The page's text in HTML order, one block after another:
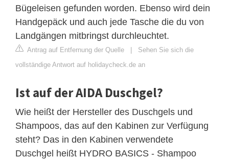
Bügeleisen gefunden worden. Ebenso wird dein
Handgepäck und auch jede Tasche die du von
Landgängen mitbringst durchleuchtet.
Antrag auf Entfernung der Quelle | Sehen Sie sich die
vollständige Antwort auf holidaycheck.de an
Ist auf der AIDA Duschgel?
Wie heißt der Hersteller des Duschgels und
Shampoos, das auf den Kabinen zur Verfügung
steht? Das in den Kabinen verwendete
Duschgel heißt HYDRO BASICS - Shampoo